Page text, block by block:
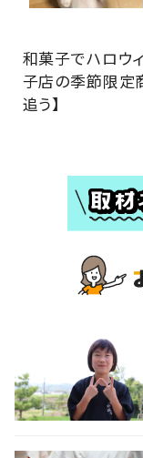
和菓子でハロウ
子店の季節限定
追う】